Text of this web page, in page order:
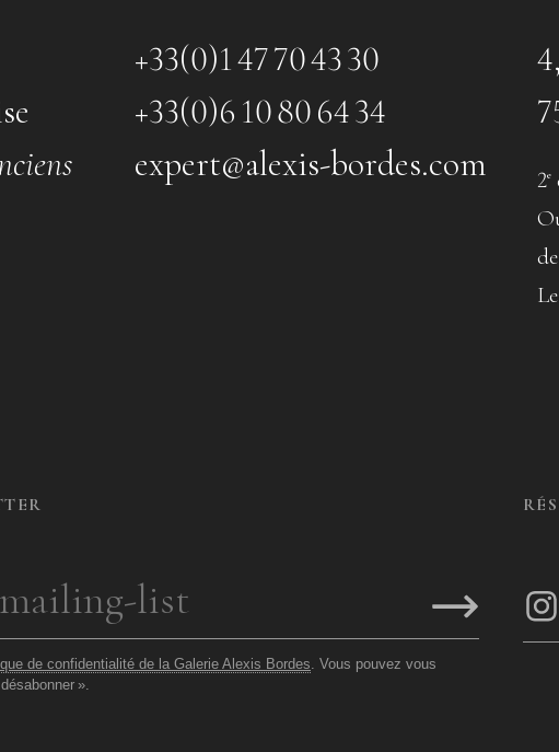
+33(0)1 47 70 43 30
+33(0)6 10 80 64 34
expert@alexis-bordes.com
2e
de confidentialité de la Galerie Alexis Bordes . Vous pouvez vous
».